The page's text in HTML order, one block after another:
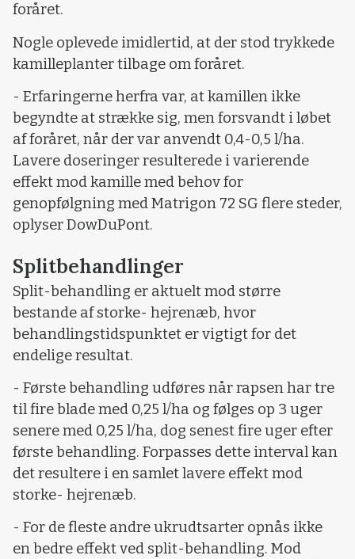
foråret.
Nogle oplevede imidlertid, at der stod trykkede
kamilleplanter tilbage om foråret.
- Erfaringerne herfra var, at kamillen ikke
begyndte at strække sig, men forsvandt i løbet
af foråret, når der var anvendt 0,4-0,5 l/ha.
Lavere doseringer resulterede i varierende
effekt mod kamille med behov for
genopfølgning med Matrigon 72 SG flere steder,
oplyser DowDuPont.
Splitbehandlinger
Split-behandling er aktuelt mod større
bestande af storke- hejrenæb, hvor
behandlingstidspunktet er vigtigt for det
endelige resultat.
- Første behandling udføres når rapsen har tre
til fire blade med 0,25 l/ha og følges op 3 uger
senere med 0,25 l/ha, dog senest fire uger efter
første behandling. Forpasses dette interval kan
det resultere i en samlet lavere effekt mod
storke- hejrenæb.
- For de fleste andre ukrudtsarter opnås ikke
en bedre effekt ved split-behandling. Mod